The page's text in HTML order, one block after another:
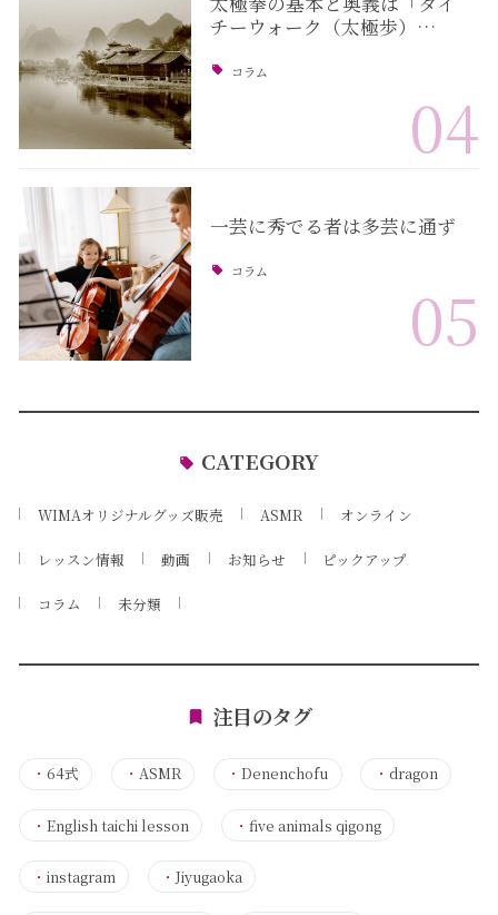
チーウォーク（太極歩）…
コラム
04
一芸に秀でる者は多芸に通ず
コラム
05
CATEGORY
WIMAオリジナルグッズ販売 ASMR オンライン
レッスン情報 動画 お知らせ ピックアップ
コラム 未分類
注目のタグ
・ 64式 ・ASMR ・Denenchofu ・ dragon
・ English taichi lesson ・five animals qigong
・ instagram ・Jiyugaoka